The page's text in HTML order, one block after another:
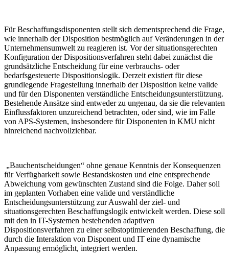
Für Beschaffungsdisponenten stellt sich dementsprechend die Frage,
wie innerhalb der Disposition bestmöglich auf Veränderungen in der
Unternehmensumwelt zu reagieren ist. Vor der situationsgerechten
Konfiguration der Dispositionsverfahren steht dabei zunächst die
grundsätzliche Entscheidung für eine verbrauchs- oder
bedarfsgesteuerte Dispositionslogik. Derzeit existiert für diese
grundlegende Fragestellung innerhalb der Disposition keine valide
und für den Disponenten verständliche Entscheidungsunterstützung.
Bestehende Ansätze sind entweder zu ungenau, da sie die relevanten
Einflussfaktoren unzureichend betrachten, oder sind, wie im Falle
von APS-Systemen, insbesondere für Disponenten in KMU nicht
hinreichend nachvollziehbar.
„Bauchentscheidungen“ ohne genaue Kenntnis der Konsequenzen
für Verfügbarkeit sowie Bestandskosten und eine entsprechende
Abweichung vom gewünschten Zustand sind die Folge. Daher soll
im geplanten Vorhaben eine valide und verständliche
Entscheidungsunterstützung zur Auswahl der ziel- und
situationsgerechten Beschaffungslogik entwickelt werden. Diese soll
mit den in IT-Systemen bestehenden adaptiven
Dispositionsverfahren zu einer selbstoptimierenden Beschaffung, die
durch die Interaktion von Disponent und IT eine dynamische
Anpassung ermöglicht, integriert werden.